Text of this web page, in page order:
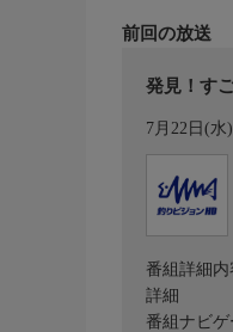
前回の放送
発見！す
7月22日(水)
番組詳細内
詳細
番組ナビ